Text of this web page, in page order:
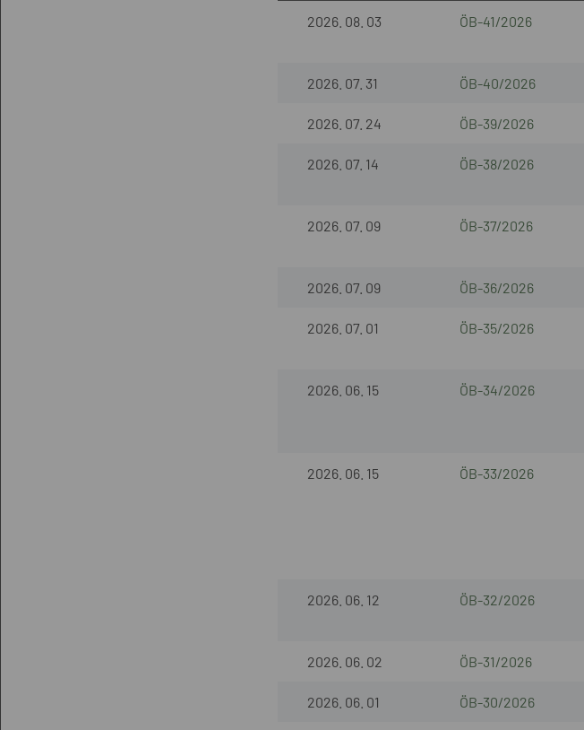
2026. 08. 03 ÖB-41/2026
2026. 07. 31 ÖB-40/2026
2026. 07. 24 ÖB-39/2026
2026. 07. 14 ÖB-38/2026
2026. 07. 09 ÖB-37/2026
2026. 07. 09 ÖB-36/2026
2026. 07. 01 ÖB-35/2026
2026. 06. 15 ÖB-34/2026
2026. 06. 15 ÖB-33/2026
2026. 06. 12 ÖB-32/2026
2026. 06. 02 ÖB-31/2026
2026. 06. 01 ÖB-30/2026